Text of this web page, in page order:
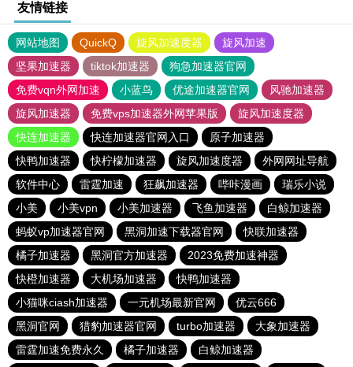
友情链接
网站地图 QuickQ 旋风加速度器
旋风加速
坚果加速器
tiktok加速器
狗急加速器官网
免费vqn外网加速
小蓝鸟 优途加速器官网
风驰加速器
旋风加速器
免费vps加速器外网苹果版
旋风加速度器
快连加速器
快连加速器官网入口
原子加速器
快鸭加速器
快柠檬加速器 旋风加速度器
外网网址导航
软件中心
雷霆加速 狂飙加速器 哔咔漫画
瑞乐小说
小美
小美vpn 小美加速器 飞鱼加速器
白鲸加速器
蚂蚁vp加速器官网
黑洞加速下载器官网
快联加速器
橘子加速器
黑洞官方加速器
2023免费加速神器
快橙加速器
大机场加速器
快鸭加速器
小猫咪ciash加速器
一元机场最新官网
优云666
黑洞官网
猎豹加速器官网 turbo加速器
大象加速器
雷霆加速免费永久
橘子加速器 白鲸加速器